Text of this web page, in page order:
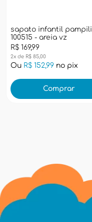
sapato infantil pampili
100515 - areia vz
R$ 169,99
2x de R$ 85,00
Ou R$ 152,99 no pix
Comprar